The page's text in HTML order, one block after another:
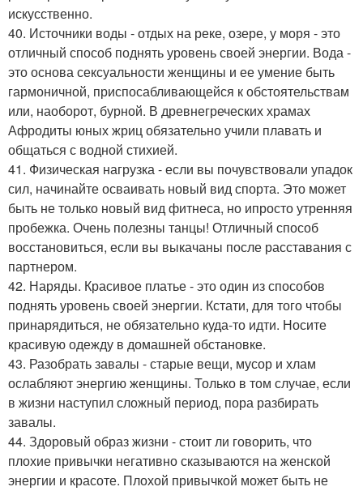
искусственно.
40. Источники воды - отдых на реке, озере, у моря - это
отличный способ поднять уровень своей энергии. Вода -
это основа сексуальности женщины и ее умение быть
гармоничной, приспосабливающейся к обстоятельствам
или, наоборот, бурной. В древнегреческих храмах
Афродиты юных жриц обязательно учили плавать и
общаться с водной стихией.
41. Физическая нагрузка - если вы почувствовали упадок
сил, начинайте осваивать новый вид спорта. Это может
быть не только новый вид фитнеса, но ипросто утренняя
пробежка. Очень полезны танцы! Отличный способ
восстановиться, если вы выкачаны после расставания с
партнером.
42. Наряды. Красивое платье - это один из способов
поднять уровень своей энергии. Кстати, для того чтобы
принарядиться, не обязательно куда-то идти. Носите
красивую одежду в домашней обстановке.
43. Разобрать завалы - старые вещи, мусор и хлам
ослабляют энергию женщины. Только в том случае, если
в жизни наступил сложный период, пора разбирать
завалы.
44. Здоровый образ жизни - стоит ли говорить, что
плохие привычки негативно сказываются на женской
энергии и красоте. Плохой привычкой может быть не